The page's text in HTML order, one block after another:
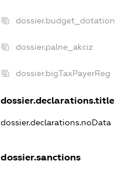
dossier.budget_dotation
dossier.palne_akciz
dossier.bigTaxPayerReg
dossier.declarations.title
dossier.declarations.noData
dossier.sanctions